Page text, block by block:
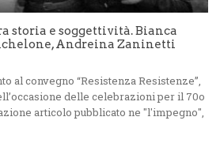
storia e soggettività. Bianca
Andreina Zaninetti
al convegno “Resistenza Resistenze”,
delle celebrazioni per il 70o
articolo pubblicato ne "l'impegno",